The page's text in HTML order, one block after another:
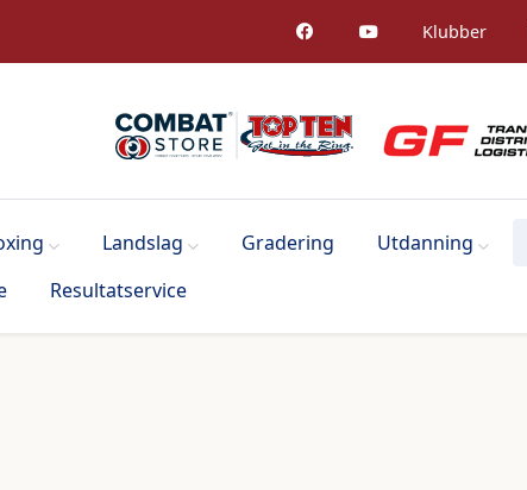
Klubber
Landslag Gradering Utdanning
Resultatservice